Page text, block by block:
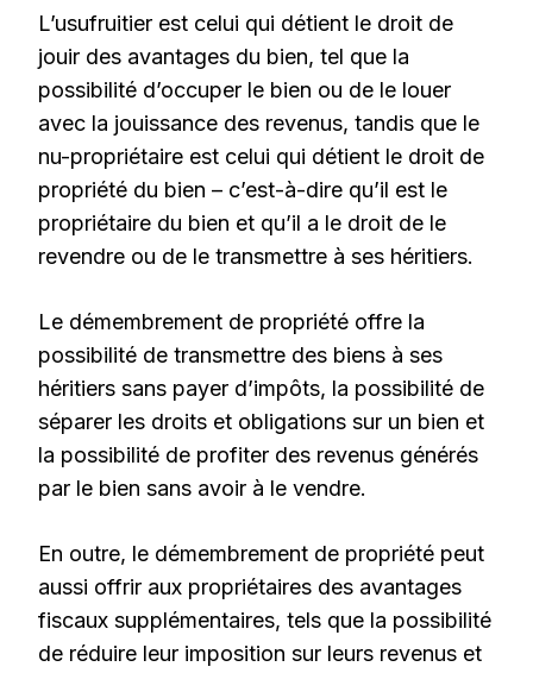
L’usufruitier est celui qui détient le droit de
jouir des avantages du bien, tel que la
possibilité d’occuper le bien ou de le louer
avec la jouissance des revenus, tandis que le
nu-propriétaire est celui qui détient le droit de
propriété du bien – c’est-à-dire qu’il est le
propriétaire du bien et qu’il a le droit de le
revendre ou de le transmettre à ses héritiers.
Le démembrement de propriété offre la
possibilité de transmettre des biens à ses
héritiers sans payer d’impôts, la possibilité de
séparer les droits et obligations sur un bien et
la possibilité de profiter des revenus générés
par le bien sans avoir à le vendre.
En outre, le démembrement de propriété peut
aussi offrir aux propriétaires des avantages
fiscaux supplémentaires, tels que la possibilité
de réduire leur imposition sur leurs revenus et